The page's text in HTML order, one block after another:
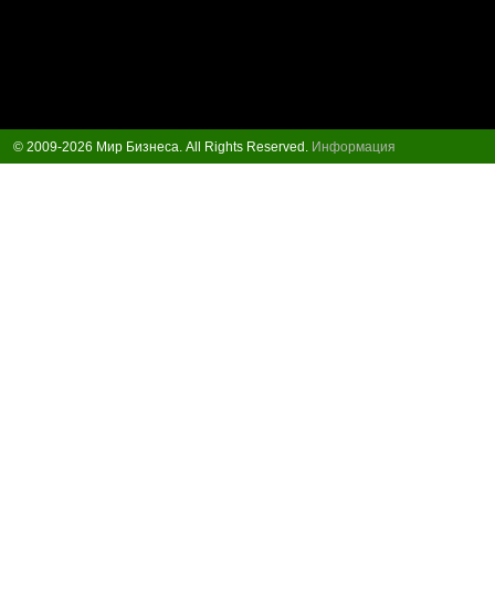
© 2009-2026 Мир Бизнеса. All Rights Reserved. Информация